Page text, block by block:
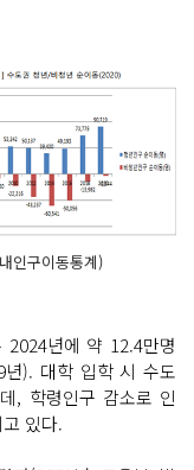
인구이동통계)
년에 약 12.4만명
년). 대학 입학 시 수도
, 학령인구 감소로 인
있다.